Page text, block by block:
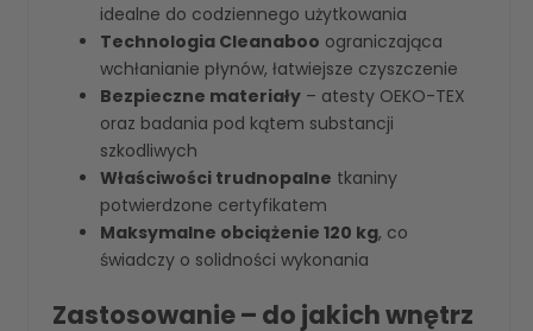
idealne do codziennego użytkowania
Technologia Cleanaboo ograniczająca
wchłanianie płynów, łatwiejsze czyszczenie
Bezpieczne materiały – atesty OEKO-TEX
oraz badania pod kątem substancji
szkodliwych
Właściwości trudnopalne tkaniny
potwierdzone certyfikatem
Maksymalne obciążenie 120 kg, co
świadczy o solidności wykonania
Zastosowanie – do jakich wnętrz